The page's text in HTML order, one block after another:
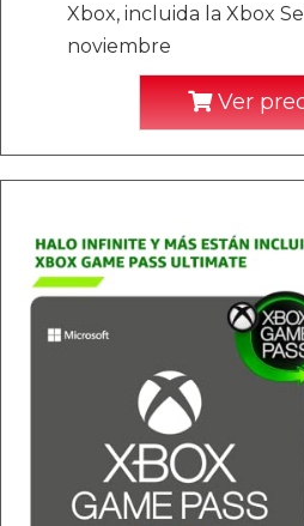
Xbox, incluida la Xbox
noviembre
Ver